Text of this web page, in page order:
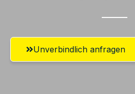
Unverbindlich anfragen